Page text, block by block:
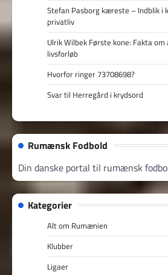
Stefan Pasborg kæreste – Indblik i
privatliv
Ulrik Wilbek Første kone: Fakta
livsforløb
Hvorfor ringer 73708698?
Svar til Herregård i krydsord
Rumænsk Fodbold
Din danske portal til rumænsk
Kategorier
Alt om Rumænien
Klubber
Ligaer